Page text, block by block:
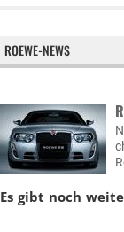
ROEWE-NEWS
Es gibt noch